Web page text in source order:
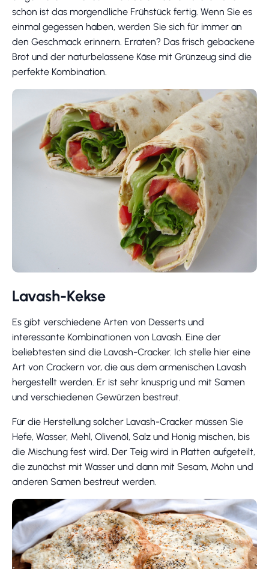
schon ist das morgendliche Frühstück fertig. Wenn Sie es
einmal gegessen haben, werden Sie sich für immer an
den Geschmack erinnern. Erraten? Das frisch gebackene
Brot und der naturbelassene Käse mit Grünzeug sind die
perfekte Kombination.
Lavash-Kekse
Es gibt verschiedene Arten von Desserts und
interessante Kombinationen von Lavash. Eine der
beliebtesten sind die Lavash-Cracker. Ich stelle hier eine
Art von Crackern vor, die aus dem armenischen Lavash
hergestellt werden. Er ist sehr knusprig und mit Samen
und verschiedenen Gewürzen bestreut.
Für die Herstellung solcher Lavash-Cracker müssen Sie
Hefe, Wasser, Mehl, Olivenöl, Salz und Honig mischen, bis
die Mischung fest wird. Der Teig wird in Platten aufgeteilt,
die zunächst mit Wasser und dann mit Sesam, Mohn und
anderen Samen bestreut werden.